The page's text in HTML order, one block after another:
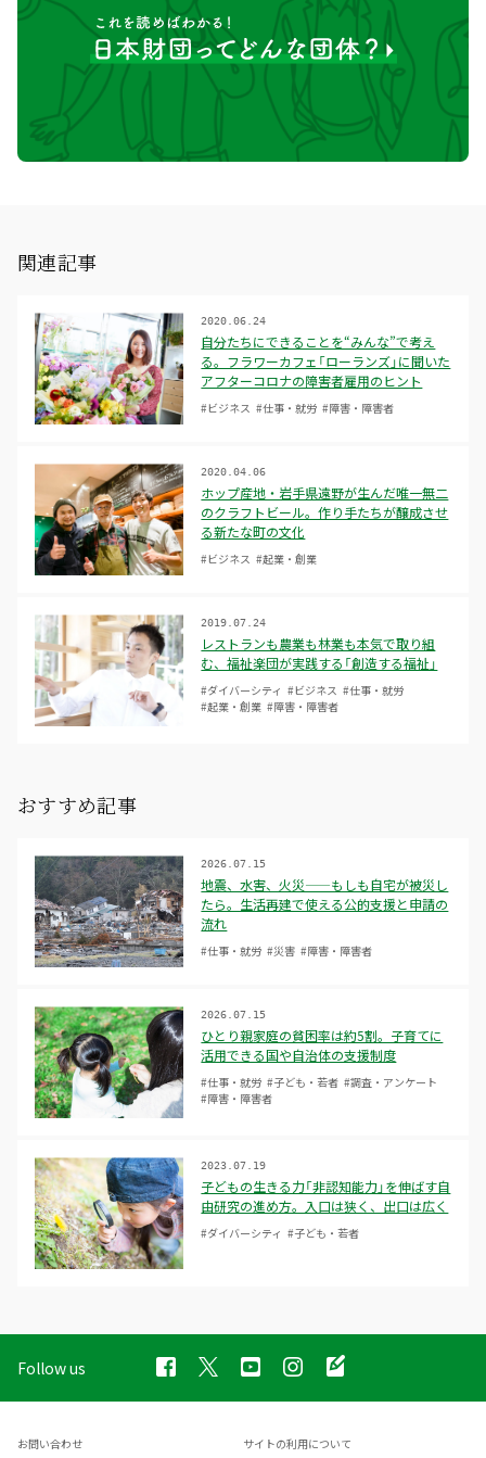
関連記事
自分たちにできることを“みんな”で考え
る。フラワーカフェ「ローランズ」に聞いた
アフターコロナの障害者雇用のヒント
2020.06.24
#ビジネス #仕事・就労 #障害・障害者
ホップ産地・岩手県遠野が生んだ唯一無二
のクラフトビール。作り手たちが醸成させ
る新たな町の文化
2020.04.06
#ビジネス #起業・創業
レストランも農業も林業も本気で取り組
む、福祉楽団が実践する「創造する福祉」
2019.07.24
#ダイバーシティ #ビジネス #仕事・就労
#起業・創業 #障害・障害者
おすすめ記事
地震、水害、火災——もしも自宅が被災し
たら。生活再建で使える公的支援と申請の
流れ
2026.07.15
#仕事・就労 #災害 #障害・障害者
ひとり親家庭の貧困率は約5割。子育てに
活用できる国や自治体の支援制度
2026.07.15
#仕事・就労 #子ども・若者 #調査・アンケート
#障害・障害者
子どもの生きる力「非認知能力」を伸ばす自
由研究の進め方。入口は狭く、出口は広く
2023.07.19
#ダイバーシティ #子ども・若者
Follow us
お問い合わせ サイトの利用について